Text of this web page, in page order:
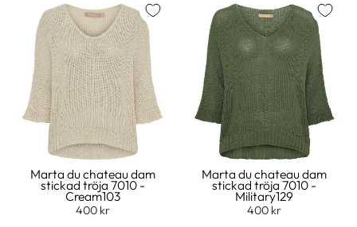
Marta du chateau dam
stickad tröja 7010 -
Cream103
400 kr
Marta du chateau dam
stickad tröja 7010 -
Military129
400 kr